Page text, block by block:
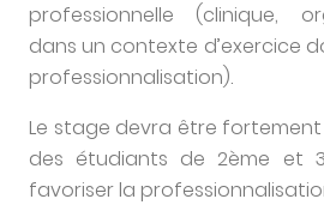
professionnelle (clinique,
dans un contexte d’exercice
professionnalisation).
Le stage devra être
des étudiants de 2ème et
favoriser la